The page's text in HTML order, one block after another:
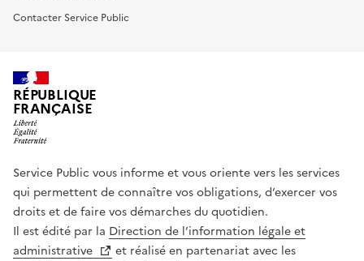
Contacter Service Public
RÉPUBLIQUE
FRANÇAISE
Service Public vous informe et vous oriente vers les services
qui permettent de connaître vos obligations, d’exercer vos
droits et de faire vos démarches du quotidien.
Il est édité par la Direction de l’information légale et
administrative
et réalisé en partenariat avec les